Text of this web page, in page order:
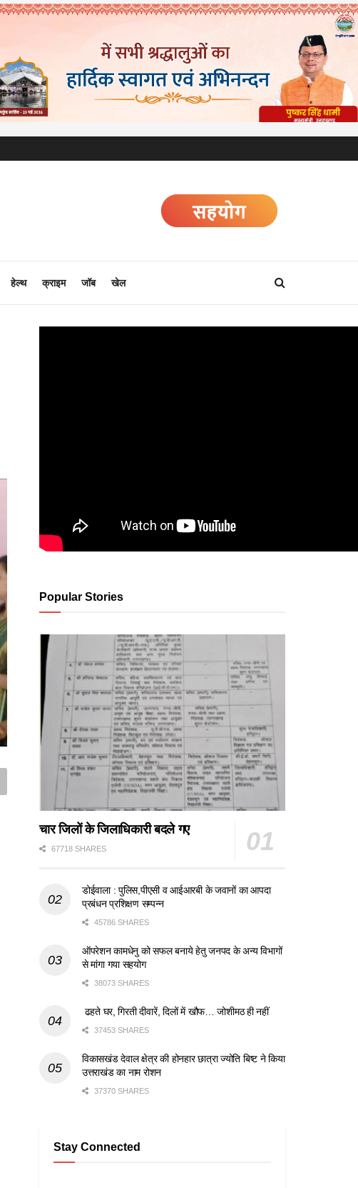
हेल्थ क्राइम जॉब खेल
Popular Stories
चार जिलों के जिलाधिकारी बदले गए
67718 SHARES
डोईवाला : पुलिस,पीएसी व आईआरबी के जवानों का आपदा
प्रबंधन प्रशिक्षण सम्पन्न
45786 SHARES
ऑपरेशन कामधेनु को सफल बनाये हेतु जनपद के अन्य विभागों
से मांगा गया सहयोग
38073 SHARES
ढहते घर, गिरती दीवारें, दिलों में खौफ… जोशीमठ ही नहीं
37453 SHARES
विकासखंड देवाल क्षेत्र की होनहार छात्रा ज्योति बिष्ट ने किया
उत्तराखंड का नाम रोशन
37370 SHARES
Stay Connected